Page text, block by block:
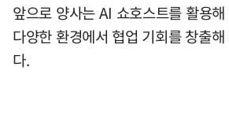
앞으로 양사는 AI 쇼호스트를 활용
다양한 환경에서 협업 기회를 창출
다.